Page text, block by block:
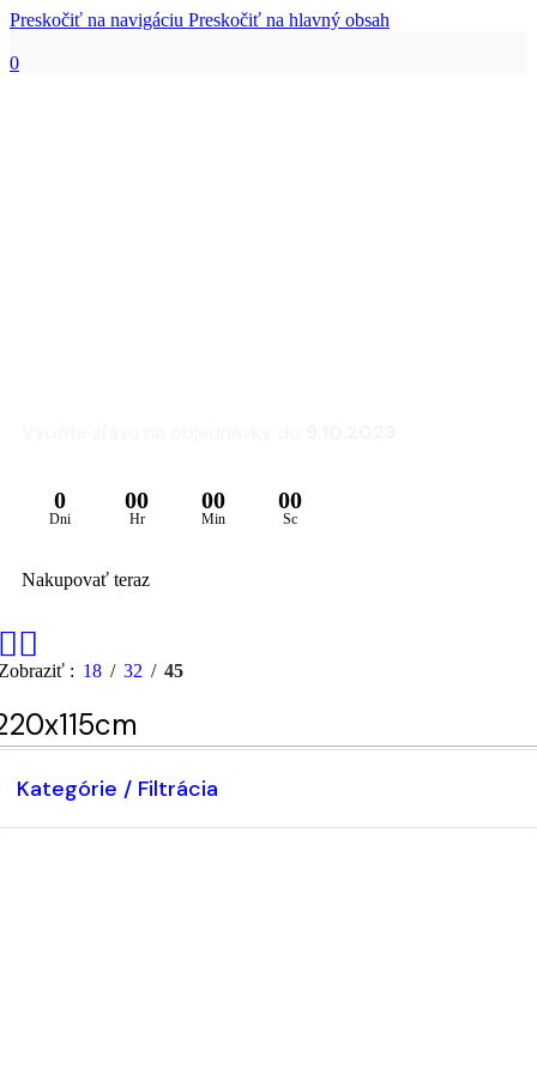
Preskočiť na navigáciu Preskočiť na hlavný obsah
0
0
Dni
00
Hr
00
Min
00
Sc
Nakupovať teraz
18 32 45
Kategórie / Filtrácia